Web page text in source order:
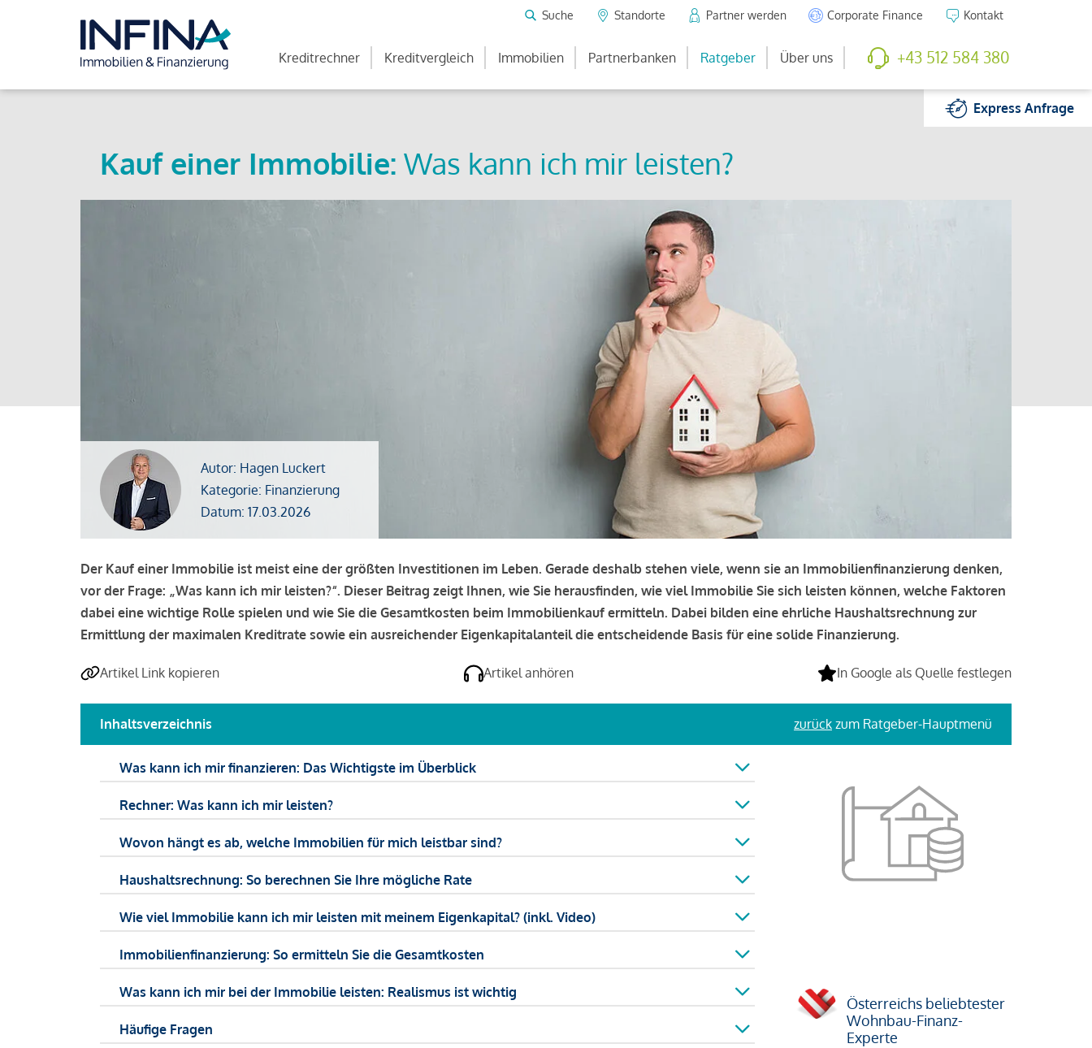
Suche Standorte Partner werden Corporate Finance Kontakt
Kreditrechner Kreditvergleich Immobilien Partnerbanken Ratgeber Über uns +43 512 584 380
ExpressAnfrage
Kauf einer Immobilie: Was kann ich mir leisten?
Autor: Hagen Luckert
Kategorie: Finanzierung
Datum: 17.03.2026
Der Kauf einer Immobilie ist meist eine der größten Investitionen im Leben. Gerade deshalb stehen viele, wenn sie an Immobilienfinanzierung denken,
vor der Frage: „Was kann ich mir leisten?“. Dieser Beitrag zeigt Ihnen, wie Sie herausfinden, wie viel Immobilie Sie sich leisten können, welche Faktoren
dabei eine wichtige Rolle spielen und wie Sie die Gesamtkosten beim Immobilienkauf ermitteln. Dabei bilden eine ehrliche Haushaltsrechnung zur
Ermittlung der maximalen Kreditrate sowie ein ausreichender Eigenkapitalanteil die entscheidende Basis für eine solide Finanzierung.
Artikel Link kopieren Artikel anhören In Google als Quelle festlegen
Inhaltsverzeichnis zurück zum Ratgeber-Hauptmenü
Was kann ich mir finanzieren: Das Wichtigste im Überblick
Rechner: Was kann ich mir leisten?
Wovon hängt es ab, welche Immobilien für mich leistbar sind?
Haushaltsrechnung: So berechnen Sie Ihre mögliche Rate
Wie viel Immobilie kann ich mir leisten mit meinem Eigenkapital? (inkl. Video)
Immobilienfinanzierung: So ermitteln Sie die Gesamtkosten
Was kann ich mir bei der Immobilie leisten: Realismus ist wichtig
Häufige Fragen
Österreichs beliebtester
Wohnbau-Finanz-
Experte